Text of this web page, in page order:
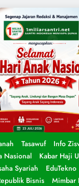
Tasawuf Info
Nasional
Kabar Haji
Syariah
EduTekno
Bisnis
Mimbar